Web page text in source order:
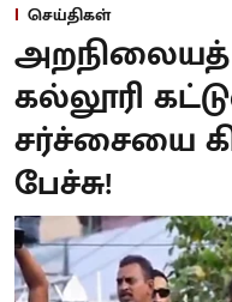
செய்திகள்
அறநிலையத்
கல்லூரி
சர்ச்சையை
பேச்சு!